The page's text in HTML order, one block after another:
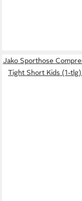
Jako Sporthose
Tight Short Kids (1-